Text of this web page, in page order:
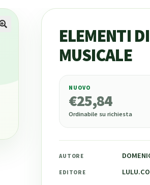
ELEMENTI
MUSICALE
25,84
NUOVO
€25,84
Ordinabile su richiesta
AUTORE
EDITORE